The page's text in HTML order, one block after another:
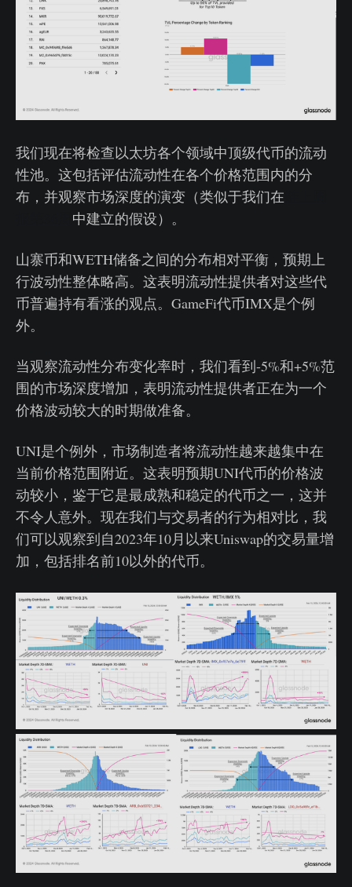
我们现在将检查以太坊各个领域中顶级代币的流动
性池。这包括评估流动性在各个价格范围内的分
布，并观察市场深度的演变（类似于我们在
中建立的假设）。
山寨币和WETH储备之间的分布相对平衡，预期上
行波动性整体略高。这表明流动性提供者对这些代
币普遍持有看涨的观点。GameFi代币IMX是个例
外。
当观察流动性分布变化率时，我们看到-5%和+5%范
围的市场深度增加，表明流动性提供者正在为一个
价格波动较大的时期做准备。
UNI是个例外，市场制造者将流动性越来越集中在
当前价格范围附近。这表明预期UNI代币的价格波
动较小，鉴于它是最成熟和稳定的代币之一，这并
不令人意外。现在我们与交易者的行为相对比，我
们可以观察到自2023年10月以来Uniswap的交易量增
加，包括排名前10以外的代币。